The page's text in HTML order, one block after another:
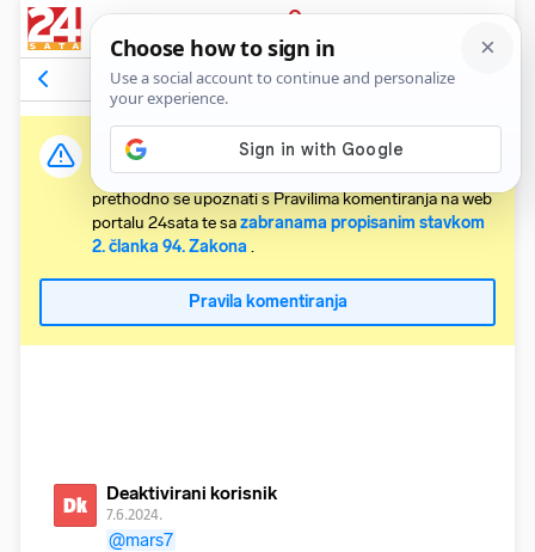
PRIJAVA
Komentari1 Relevantni
Važna obavijest:
Svaki korisnik koji želi komentirati članke obvezan je
prethodno se upoznati s Pravilima komentiranja na web
portalu 24sata te sazabranama propisanim stavkom
2. članka 94. Zakona .
Pravila komentiranja
Dk Deaktivirani korisnik
7.6.2024.
@mars7